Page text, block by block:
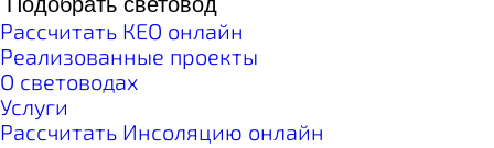
Рассчитать КЕО онлайн
Реализованные проекты
О световодах
Услуги
Рассчитать Инсоляцию онлайн